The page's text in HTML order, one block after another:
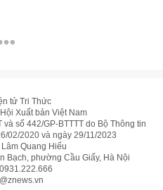
tử Tri Thức
Xuất bản Việt Nam
số 442/GP-BTTTT do Bộ Thông tin
02/2020 và ngày 29/11/2023
Quang Hiếu
Bạch, phường Cầu Giấy, Hà Nội
0931.222.666